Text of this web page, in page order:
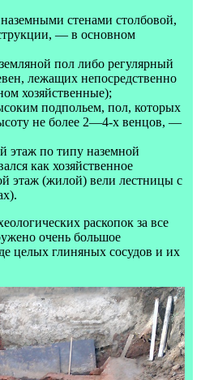
стенами столбовой,
— в основном
пол либо регулярный
лежащих непосредственно
хозяйственные);
подпольем, пол, которых
не более 2—4-х венцов, —
этаж по типу наземной
как хозяйственное
этаж (жилой) вели лестницы с
раскопок за все
очень большое
целых глиняных сосудов и их